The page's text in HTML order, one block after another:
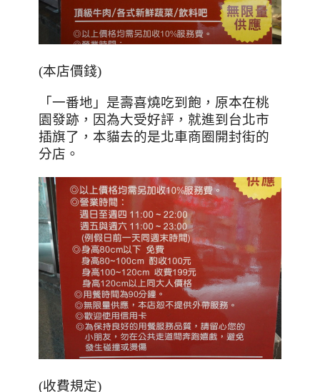
(本店價錢)
「一番地」是壽喜燒吃到飽，原本在桃
園發跡，因為大受好評，就進到台北市
插旗了，本貓去的是北車商圈開封街的
分店。
(收費規定)